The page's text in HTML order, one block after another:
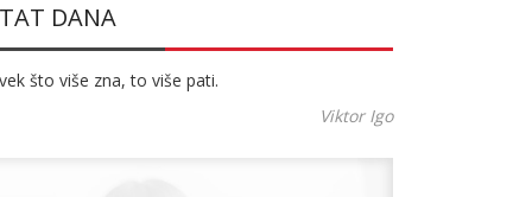
DANA
što više zna, to više pati.
Viktor Igo